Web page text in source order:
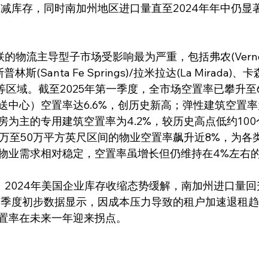
库存，同时南加州地区进口量直至2024年年中仍显
林斯(Santa Fe Springs)/拉米拉达(La Mirada)、卡
域。截至2025年第一季度，全市场空置率已攀升
中心）空置率达6.6%，创历史新高；弹性建筑空置
为主的专用建筑空置率为4.2%，较历史高点低约100
至50万平方英尺区间的物业空置率飙升近8%，为各
业需求相对稳定，空置率虽增长但仍维持在4%左右的
度初步数据显示，因成本压力导致的租户加速退租
率在未来一年迎来拐点。